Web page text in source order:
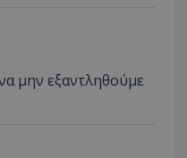
μην εξαντληθούμε